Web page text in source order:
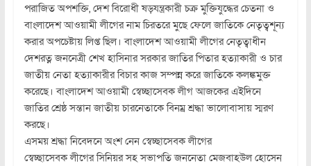
পরাজিত অপশক্তি, দেশ বিরোধী ষড়যন্ত্রকারী চক্র মুক্তিযুদ্ধের চেতনা ও
বাংলাদেশ আওয়ামী লীগের নাম চিরতরে মুছে ফেলে জাতিকে নেতৃত্বশূন্য
করার অপচেষ্টায় লিপ্ত ছিল। বাংলাদেশ আওয়ামী লীগের নেতৃত্বাধীন
দেশরত্ন জননেত্রী শেখ হাসিনার সরকার জাতির পিতার হত্যাকারী ও চার
জাতীয় নেতা হত্যাকারীর বিচার কাজ সম্পন্ন করে জাতিকে কলঙ্কমুক্ত
করেছে। বাংলাদেশ আওয়ামী স্বেচ্ছাসেবক লীগ আজকের এইদিনে
জাতির শ্রেষ্ঠ সন্তান জাতীয় চারনেতাকে বিনম্র শ্রদ্ধা ভালোবাসায় স্মরণ
করছে।
এসময় শ্রদ্ধা নিবেদনে অংশ নেন স্বেচ্ছাসেবক লীগের
স্বেচ্ছাসেবক লীগের সিনিয়র সহ সভাপতি জননেতা মেজবাহউল হোসেন